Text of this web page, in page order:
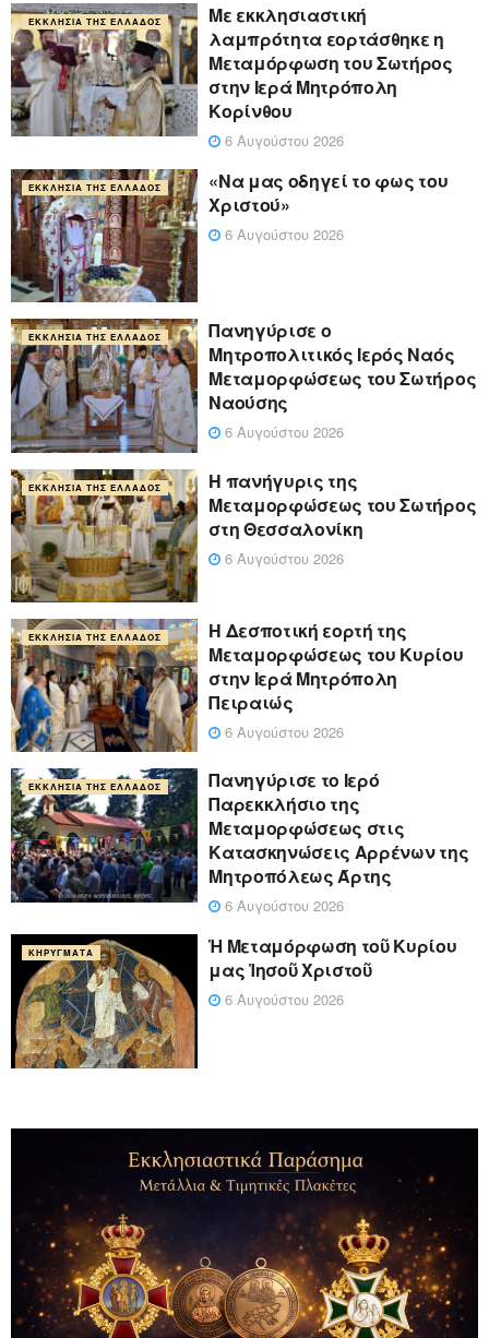
ΕΚΚΛΗΣΊΑ ΤΗΣ ΕΛΛΆΔΟΣ
Με εκκλησιαστική
λαμπρότητα εορτάσθηκε η
Μεταμόρφωση του Σωτήρος
στην Ιερά Μητρόπολη
Κορίνθου
6 Αυγούστου 2026
ΕΚΚΛΗΣΊΑ ΤΗΣ ΕΛΛΆΔΟΣ
«Να μας οδηγεί το φως του
Χριστού»
6 Αυγούστου 2026
ΕΚΚΛΗΣΊΑ ΤΗΣ ΕΛΛΆΔΟΣ
Πανηγύρισε ο
Μητροπολιτικός Ιερός Ναός
Μεταμορφώσεως του Σωτήρος
Ναούσης
6 Αυγούστου 2026
ΕΚΚΛΗΣΊΑ ΤΗΣ ΕΛΛΆΔΟΣ
Η πανήγυρις της
Μεταμορφώσεως του Σωτήρος
στη Θεσσαλονίκη
6 Αυγούστου 2026
ΕΚΚΛΗΣΊΑ ΤΗΣ ΕΛΛΆΔΟΣ
Η Δεσποτική εορτή της
Μεταμορφώσεως του Κυρίου
στην Ιερά Μητρόπολη
Πειραιώς
6 Αυγούστου 2026
ΕΚΚΛΗΣΊΑ ΤΗΣ ΕΛΛΆΔΟΣ
Πανηγύρισε το Ιερό
Παρεκκλήσιο της
Μεταμορφώσεως στις
Κατασκηνώσεις Αρρένων της
Μητροπόλεως Άρτης
6 Αυγούστου 2026
ΚΗΡΎΓΜΑΤΑ
Ἡ Μεταμόρφωση τοῦ Κυρίου
μας Ἰησοῦ Χριστοῦ
6 Αυγούστου 2026